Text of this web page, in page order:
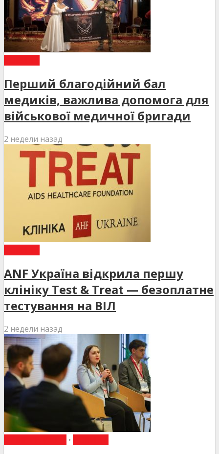
Перший благодійний бал
медиків, важлива допомога для
військової медичної бригади
2 недели назад
ANF Україна відкрила першу
клініку Test & Treat — безоплатне
тестування на ВІЛ
2 недели назад
•